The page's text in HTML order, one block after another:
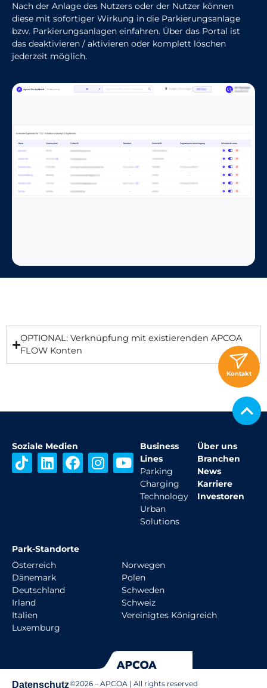
Nach der Anlage des Nutzers oder der Nutzer können
diese mit sofortiger Wirkung in die Parkierungsanlage
bzw. Parkierungsanlagen einfahren. Über das Portal ist
das deaktivieren / aktivieren oder komplett löschen
jederzeit möglich.
OPTIONAL: Verknüpfung mit existierenden APCOA
FLOW Konten
Kontakt
Soziale Medien
T
i
L
i
i
n
F
a
o
I
n
Y
o
Business
Lines
Parking
Charging
Technology
Urban
Solutions
Über uns
Branchen
News
Karriere
Investoren
Park-Standorte
Österreich
Dänemark
Deutschland
Irland
Italien
Luxemburg
Norwegen
Polen
Schweden
Schweiz
Vereinigtes Königreich
Datenschutz©2026– APCOA | All rights reserved